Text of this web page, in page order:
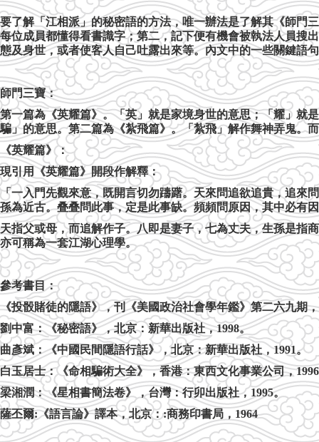
要了解「江相派」的秘密語的方法，唯一辦法是了解其《師門
每位成員都懂得看書識字；第二，記下便有機會被執法人員搜
態及身世，或者使客人自己吐露出來等。內文中的一些關鍵語
師門三寶：
第一篇為《英耀篇》。「英」就是家境身世的意思；「耀」就
騙」的意思。第二篇為《紮飛篇》。「紮飛」解作舞神弄鬼。
《英耀篇》：
現引用《英耀篇》開段作解釋：
「一入門先觀來意，既開言切勿躊躇。天來問追欲追貴，追來
孫為近古。叠叠問此事，定是此事缺。頻頻問原因，其中必有
天指父或母，而追解作子。八即是妻子，七為丈夫，生孫是指
亦可稱為一套江湖心理學。
參考書目：
《投骰賭徒的隱語》，刊《美國政治社會學年鑑》第二六九期
劉中富：《秘密語》，北京：新華出版社，1998。
曲彥斌：《中國民間隱語行話》，北京：新華出版社，1991。
白玉居士：《命相騙術大全》，香港：東西文化事業公司，1996
梁湘潤：《星相書簡法卷》，台灣：行卯出版社，1995。
薩丕爾:《語言論》譯本，北京：:商務印書局， 1964